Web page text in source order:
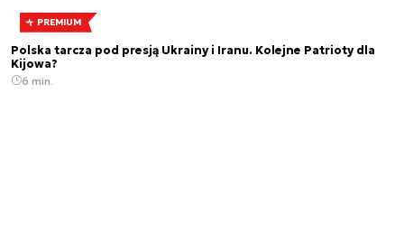
PREMIUM
Polska tarcza pod presją Ukrainy i Iranu. Kolejne Patrioty dla
Kijowa?
6 min.